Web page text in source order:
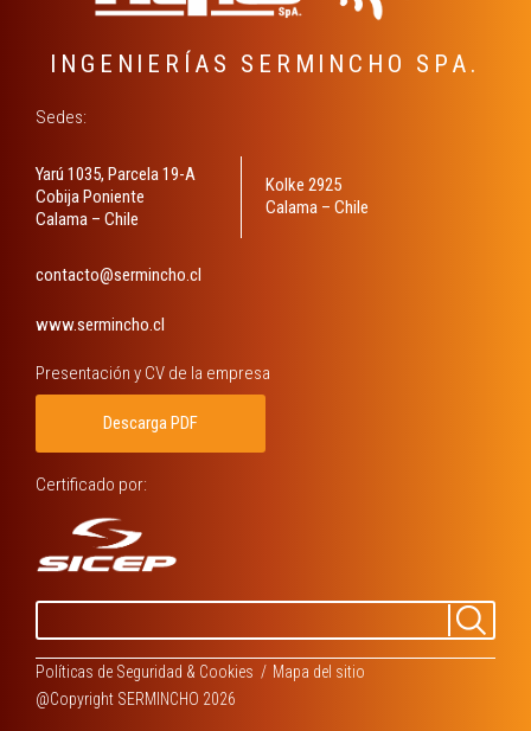
INGENIERÍAS SERMINCHO SPA.
Sedes:
Yarú 1035, Parcela 19-A
Cobija Poniente
Calama – Chile
Kolke 2925
Calama – Chile
contacto@sermincho.cl
www.sermincho.cl
Presentación y CV de la empresa
Descarga PDF
por:
Políticas de Seguridad & Cookies
Mapa del sitio
@Copyright SERMINCHO 2026